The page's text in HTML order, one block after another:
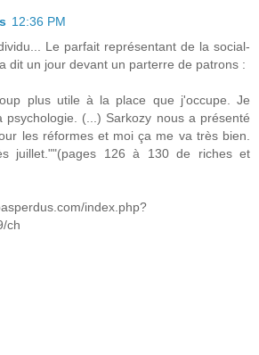
12:36 PM
Le parfait représentant de la social-
dit un jour devant un parterre de patrons :
plus utile à la place que j'occupe. Je
psychologie. (...) Sarkozy nous a présenté
les réformes et moi ça me va très bien.
juillet.""(pages 126 à 130 de riches et
index.php?
ch